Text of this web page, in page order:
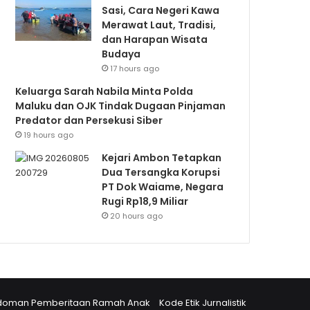
Sasi, Cara Negeri Kawa
Merawat Laut, Tradisi,
dan Harapan Wisata
Budaya
17 hours ago
Keluarga Sarah Nabila Minta Polda
Maluku dan OJK Tindak Dugaan Pinjaman
Predator dan Persekusi Siber
19 hours ago
Kejari Ambon Tetapkan
Dua Tersangka Korupsi
PT Dok Waiame, Negara
Rugi Rp18,9 Miliar
20 hours ago
Pemberitaan Ramah Anak Kode Etik Jurnalistik